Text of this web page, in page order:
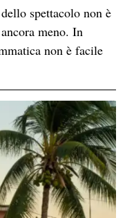
spettacolo non è
meno. In
non è facile